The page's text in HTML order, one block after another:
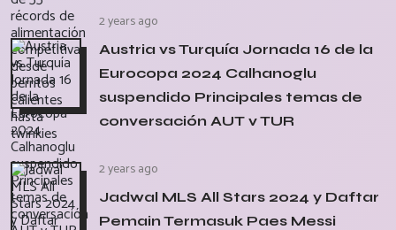
2 years ago
Austria vs Turquía Jornada 16 de la
Eurocopa 2024 Calhanoglu
suspendido Principales temas de
conversación AUT v TUR
2 years ago
Jadwal MLS All Stars 2024 y Daftar
Pemain Termasuk Paes Messi